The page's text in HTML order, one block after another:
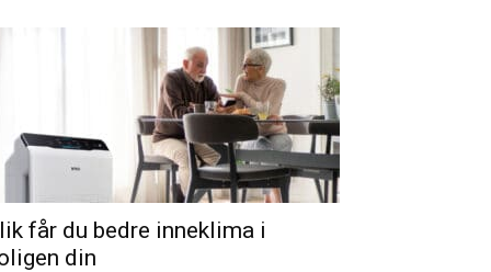
får du bedre inneklima i
din